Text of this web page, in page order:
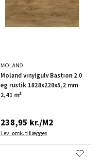
MOLAND
Moland vinylgulv Bastion 2.0
eg rustik 1828x220x5,2 mm
2,41 m²
238,95 kr./M2
Lev. omk. tillægges